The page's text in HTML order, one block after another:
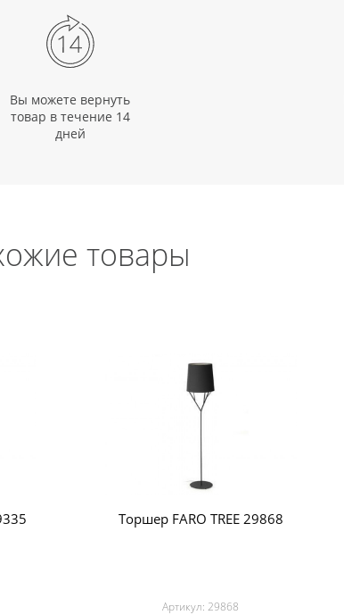
Вы можете вернуть
товар в течение 14
дней
товары
Торшер FARO TREE 29868
Артикул:29868